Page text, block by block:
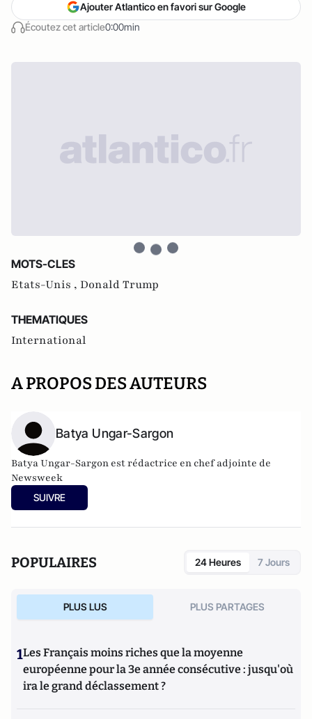
Écoutez cet article0:00min
Ajouter Atlantico en favori sur Google
MOTS-CLES
Etats-Unis , Donald Trump
THEMATIQUES
International
A PROPOS DES AUTEURS
Batya Ungar-Sargon
Batya Ungar-Sargon est rédactrice en chef adjointe de
Newsweek
SUIVRE
POPULAIRES 24 Heures 7 Jours
PLUS LUS PLUS PARTAGES
1Les Français moins riches que la moyenne
européenne pour la 3e année consécutive : jusqu'où
ira le grand déclassement ?